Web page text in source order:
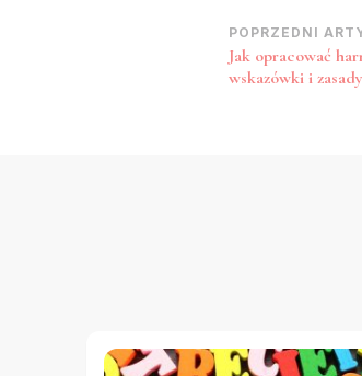
wpisu
POPRZEDNI
Jak opracować
wskazówki i zasady